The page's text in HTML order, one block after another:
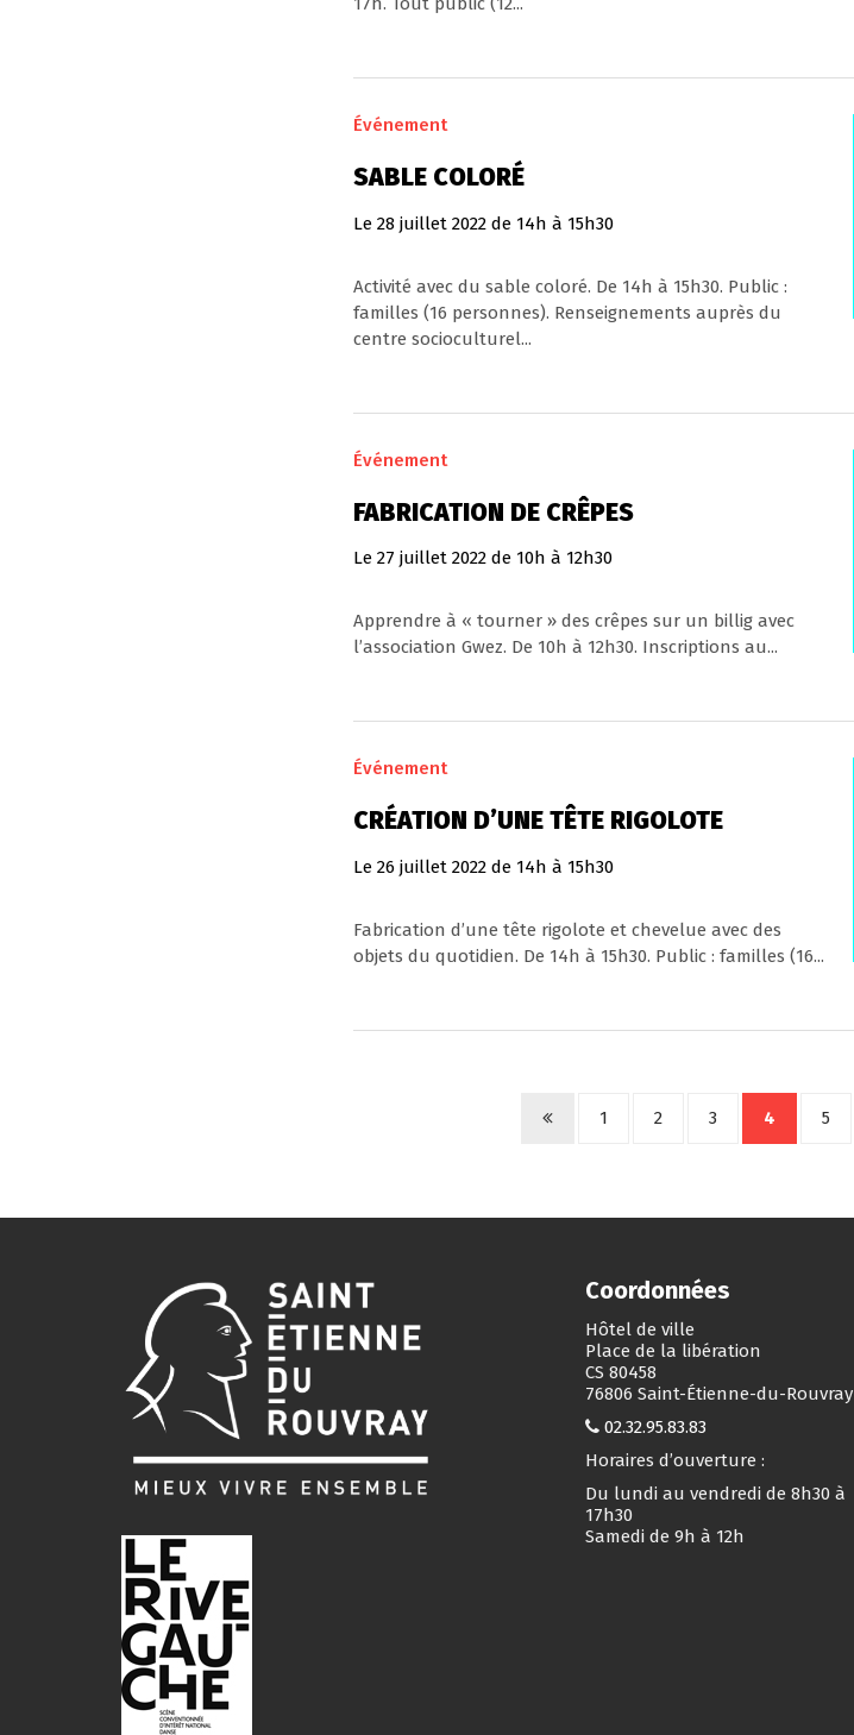
Événement
SABLE COLORÉ
Le 28 juillet 2022 de 14h à 15h30
Activité avec du sable coloré. De 14h à 15h30. Public :
familles (16 personnes). Renseignements auprès du
centre socioculturel...
Événement
FABRICATION DE CRÊPES
Le 27 juillet 2022 de 10h à 12h30
Apprendre à « tourner » des crêpes sur un billig avec
l’association Gwez. De 10h à 12h30. Inscriptions au...
Événement
CRÉATION D’UNE TÊTE RIGOLOTE
Le 26 juillet 2022 de 14h à 15h30
Fabrication d’une tête rigolote et chevelue avec des
objets du quotidien. De 14h à 15h30. Public : familles (16...
1 2 3 4 5
Coordonnées
Hôtel de ville
Place de la libération
CS 80458
76806 Saint-Étienne-du-Rouvray
02.32.95.83.83
Horaires d’ouverture :
Du lundi au vendredi de 8h30 à
17h30
Samedi de 9h à 12h